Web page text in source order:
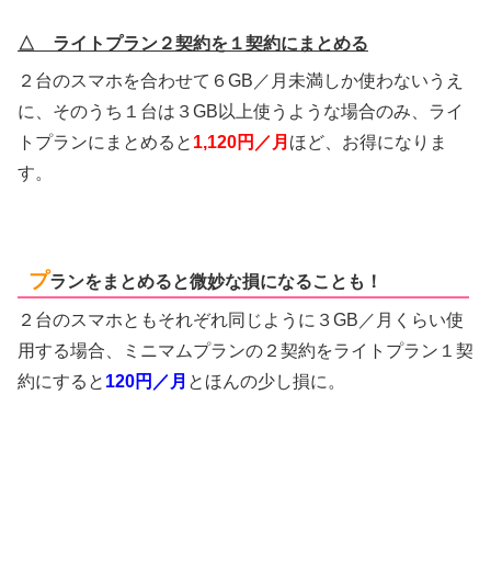
△ ライトプラン２契約を１契約にまとめる
２台のスマホを合わせて６GB／月未満しか使わないうえ
に、そのうち１台は３GB以上使うような場合のみ、ライ
トプランにまとめると 1,120円／月 ほど、お得になりま
す。
プランをまとめると微妙な損になることも！
２台のスマホともそれぞれ同じように３GB／月くらい使
用する場合、ミニマムプランの２契約をライトプラン１契
約にすると 120円／月 とほんの少し損に。